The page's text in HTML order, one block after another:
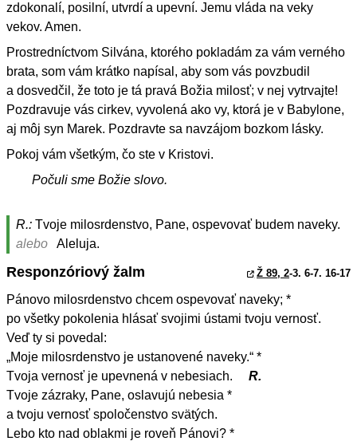
zdokonalí, posilní, utvrdí a upevní. Jemu vláda na veky
vekov. Amen.
Prostredníctvom Silvána, ktorého pokladám za vám verného
brata, som vám krátko napísal, aby som vás povzbudil
a dosvedčil, že toto je tá pravá Božia milosť; v nej vytrvajte!
Pozdravuje vás cirkev, vyvolená ako vy, ktorá je v Babylone,
aj môj syn Marek. Pozdravte sa navzájom bozkom lásky.
Pokoj vám všetkým, čo ste v Kristovi.
Počuli sme Božie slovo.
R.: Tvoje milosrdenstvo, Pane, ospevovať budem naveky.
alebo
Aleluja.
Responzóriový žalm Ž 89, 2-3. 6-7. 16-17
Pánovo milosrdenstvo chcem ospevovať naveky; *
po všetky pokolenia hlásať svojimi ústami tvoju vernosť.
Veď ty si povedal:
„Moje milosrdenstvo je ustanovené naveky.“ *
Tvoja vernosť je upevnená v nebesiach.
R.
Tvoje zázraky, Pane, oslavujú nebesia *
a tvoju vernosť spoločenstvo svätých.
Lebo kto nad oblakmi je roveň Pánovi? *